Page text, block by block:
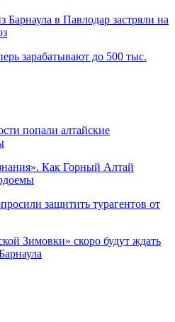
Барнаула в Павлодар застряли на
зарабатывают до 500 тыс.
попали алтайские
Как Горный Алтай
защитить турагентов от
Зимовки» скоро будут ждать